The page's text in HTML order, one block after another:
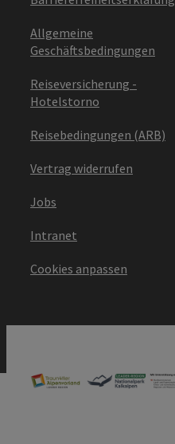
Allgemeine
Geschäftsbedingungen
Reiseversicherung -
Hotelstorno
Reisebedingungen (ARB)
Vertrag widerrufen
Jobs
Intranet
Cookies anpassen